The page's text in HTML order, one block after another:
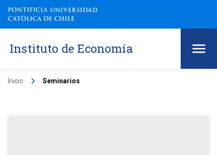
Instituto de Economía
Inicio keyboard_arrow_right Seminarios